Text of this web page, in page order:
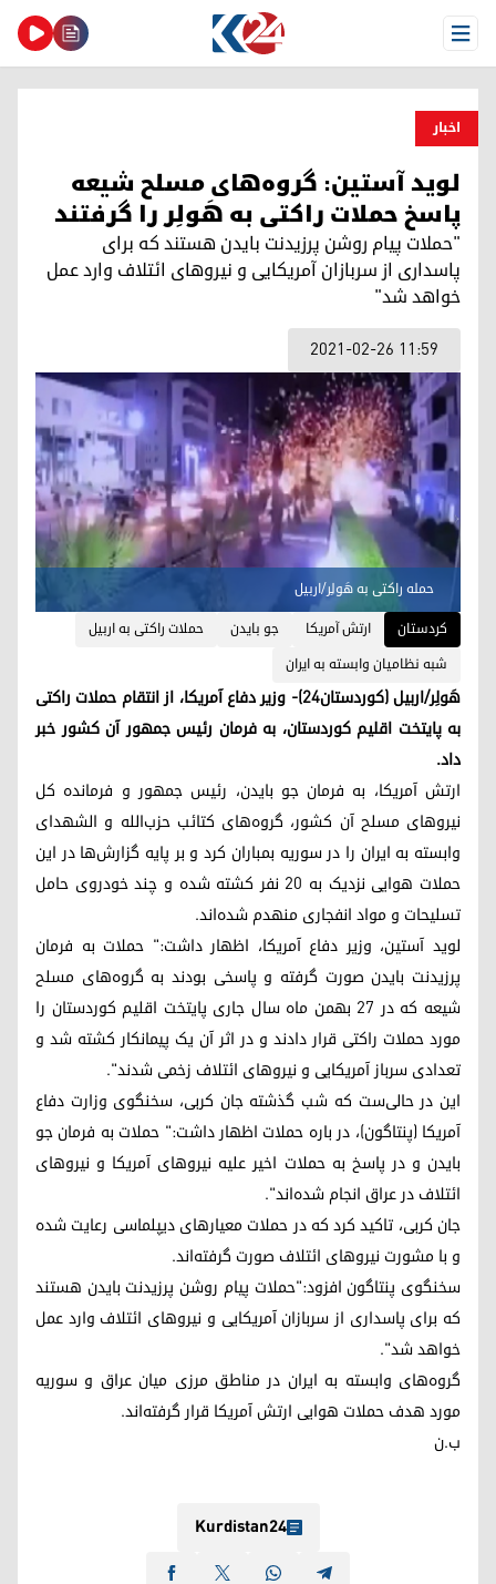
Open Menu
اخبار
لوید آستین: گروه‌های مسلح شیعه
پاسخ حملات راکتی به هَولِر را گرفتند
"حملات پیام روشن پرزیدنت بایدن هستند که برای
پاسداری از سربازان آمریکایی و نیروهای ائتلاف وارد عمل
خواهد شد"
2021-02-26 11:59
حمله راکتی به هَولِر/اربیل
کردستان
ارتش آمریکا جو بایدن
حملات راکتی به اربیل
شبه نظامیان وابسته به ایران
هَولِر/اربیل (کوردستان٢٤)- وزیر دفاع آمریکا، از انتقام حملات راکتی
به پایتخت اقلیم کوردستان، به فرمان رئیس جمهور آن کشور خبر
داد.
ارتش آمریکا، به فرمان جو بایدن، رئیس جمهور و فرمانده کل
نیروهای مسلح آن کشور، گروه‌های کتائب حزب‌الله و الشهدای
وابسته به ایران را در سوریه بمباران کرد و بر پایه گزارش‌ها در این
حملات هوایی نزدیک به ٢٠ نفر کشته شده و چند خودروی حامل
تسلیحات و مواد انفجاری منهدم شده‌اند.
لوید آستین، وزیر دفاع آمریکا، اظهار داشت:" حملات به فرمان
پرزیدنت بایدن صورت گرفته و پاسخی بودند به گروه‌های مسلح
شیعه که در ٢٧ بهمن ماه سال جاری پایتخت اقلیم کوردستان را
مورد حملات راکتی قرار دادند و در اثر آن یک پیمانکار کشته شد و
تعدادی سرباز آمریکایی و نیروهای ائتلاف زخمی شدند".
این در حالی‌ست که شب گذشته جان کربی، سخنگوی وزارت دفاع
آمریکا (پنتاگون)، در باره حملات اظهار داشت:" حملات به فرمان جو
بایدن و در پاسخ به حملات اخیر علیه نیروهای آمریکا و نیروهای
ائتلاف در عراق انجام شده‌اند".
جان کربی، تاکید کرد که در حملات معیارهای دیپلماسی رعایت شده
و با مشورت نیروهای ائتلاف صورت گرفته‌اند.
سخنگوی پنتاگون افزود:"حملات پیام روشن پرزیدنت بایدن هستند
که برای پاسداری از سربازان آمریکایی و نیروهای ائتلاف وارد عمل
خواهد شد".
گروه‌های وابسته به ایران در مناطق مرزی میان عراق و سوریه
مورد هدف حملات هوایی ارتش آمریکا قرار گرفته‌اند.
ب.ن
Kurdistan24